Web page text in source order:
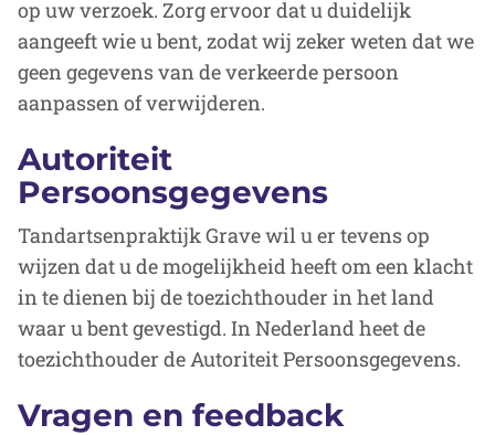
op uw verzoek. Zorg ervoor dat u duidelijk
aangeeft wie u bent, zodat wij zeker weten dat we
geen gegevens van de verkeerde persoon
aanpassen of verwijderen.
Autoriteit
Persoonsgegevens
Tandartsenpraktijk Grave wil u er tevens op
wijzen dat u de mogelijkheid heeft om een klacht
in te dienen bij de toezichthouder in het land
waar u bent gevestigd. In Nederland heet de
toezichthouder de Autoriteit Persoonsgegevens.
Vragen en feedback